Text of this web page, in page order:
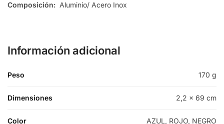
Composición: Aluminio/ Acero Inox
Información adicional
Peso 170 g
Dimensiones 2,2 × 69 cm
Color AZUL, ROJO, NEGRO